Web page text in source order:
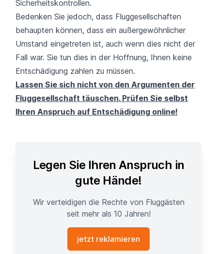
Sicherheitskontrollen.
Bedenken Sie jedoch, dass Fluggesellschaften
behaupten können, dass ein außergewöhnlicher
Umstand eingetreten ist, auch wenn dies nicht der
Fall war. Sie tun dies in der Hoffnung, Ihnen keine
Entschädigung zahlen zu müssen.
Lassen Sie sich nicht von den Argumenten der
Fluggesellschaft täuschen. Prüfen Sie selbst
Ihren Anspruch auf Entschädigung online!
Legen Sie Ihren Anspruch in
gute Hände!
Wir verteidigen die Rechte von Fluggästen
seit mehr als 10 Jahren!
jetzt reklamieren